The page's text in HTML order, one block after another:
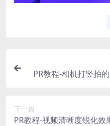
PR教程-相机打竖拍
下一篇
PR教程-视频清晰度锐化效